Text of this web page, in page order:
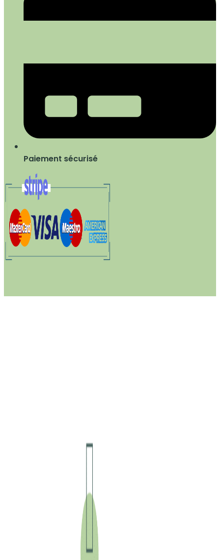
Paiement sécurisé